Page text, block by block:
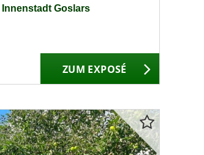
Goslars
ZUM EXPOSÉ